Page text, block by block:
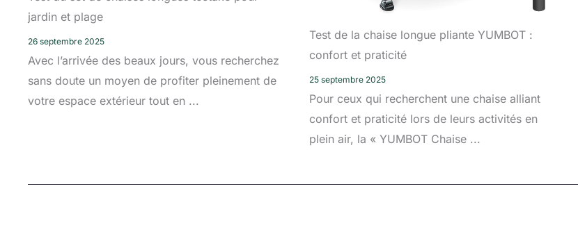
jardin et plage
26 septembre 2025
Avec l’arrivée des beaux jours, vous recherchez
sans doute un moyen de profiter pleinement de
votre espace extérieur tout en ...
Test de la chaise longue pliante YUMBOT :
confort et praticité
25 septembre 2025
Pour ceux qui recherchent une chaise alliant
confort et praticité lors de leurs activités en
plein air, la « YUMBOT Chaise ...